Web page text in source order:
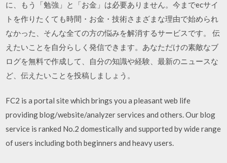
に、もう「勉強」と「お金」は必要ありません。今までecサイ
トを作りたくても時間・お金・技術さまざまな理由で始められ
なかった、そんな全ての方の悩みを解消するサービスです。 伝
えたいことを自分らしく発信できます。あなただけの素敵なブ
ログを無料で作成して、自分の知識や経験、最新のニュースな
ど、伝えたいことを投稿しましょう。
FC2 is a portal site which brings you a pleasant web life
providing blog/website/analyzer services and others. Our blog
service is ranked No.2 domestically and supported by wide range
of users including both beginners and heavy users.